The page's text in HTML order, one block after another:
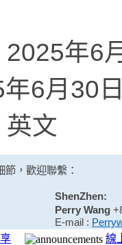
年6
6月30
文
節，歡迎聯繫：
ShenZhen:
Perry Wang
E-mail :
線